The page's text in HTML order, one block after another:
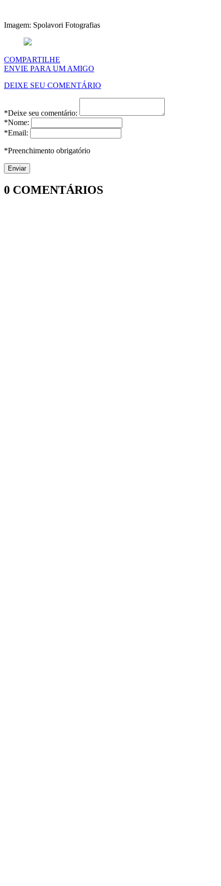
Imagem: Spolavori Fotografias
COMPARTILHE
ENVIE PARA UM AMIGO
DEIXE SEU COMENTÁRIO
*Deixe seu comentário:
*Nome:
*Email:
*Preenchimento obrigatório
0 COMENTÁRIOS